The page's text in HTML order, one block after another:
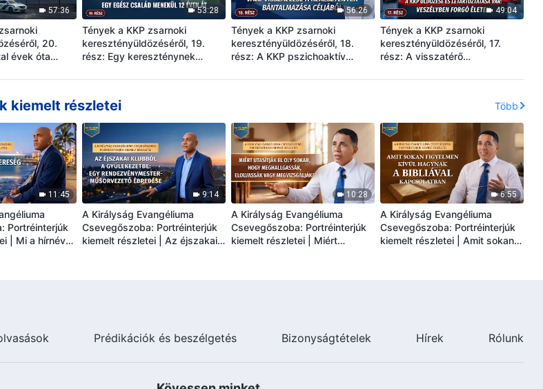
57:36
20.
évek óta
53:28
Tények a KKP zsarnoki
keresztényüldözéséről, 19.
rész: Egy kereszténynek
család menekül 12 éven át
56:26
Tények a KKP zsarnoki
keresztényüldözéséről, 18.
rész: A KKP pszichoaktív
keresztények bántalmazása
49:04
Tények a KKP zsarnoki
keresztényüldözéséről, 17.
rész: A visszatérő
üldözése és letartóztatása vár:
kiemelt részletei Több
11:45
Portréinterjúk
| Mi a hírnév
9:14
A Királyság Evangéliuma
Csevegőszoba: Portréinterjúk
kiemelt részletei | Az éjszakai
10:28
A Királyság Evangéliuma
Csevegőszoba: Portréinterjúk
kiemelt részletei | Miért
6:55
A Királyság Evangéliuma
Csevegőszoba: Portréinterjúk
kiemelt részletei | Amit sokan
Prédikációk és beszélgetés Bizonyságtételek Hírek Rólunk